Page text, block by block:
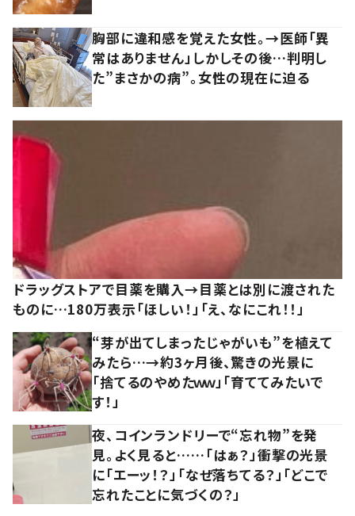
胸部に違和感を覚えた女性。→医師「異
常はありません」しかしその後…判明し
た”まさかの病”。女性の現在に迫る
ドラッグストアで目薬を購入→目薬とは別に渡された
ものに…180万表示「ほしい！」「え、なにこれ！！」
“芽が出てしまったじゃがいも”を植えて
みたら…→約3ヶ月後、驚きの光景に
「捨てるのやめたｗｗ」「育ててみたいで
す！」
夜、コインランドリーで“忘れ物”を発
見。よく見ると……「はぁ？」衝撃の光景
に「エーッ！？」「なぜ落ちてる？」「どこで
忘れたことに気づくの？」